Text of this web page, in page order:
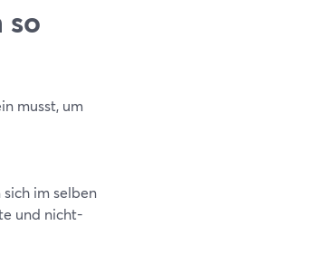
so
musst, um
im selben
und nicht-